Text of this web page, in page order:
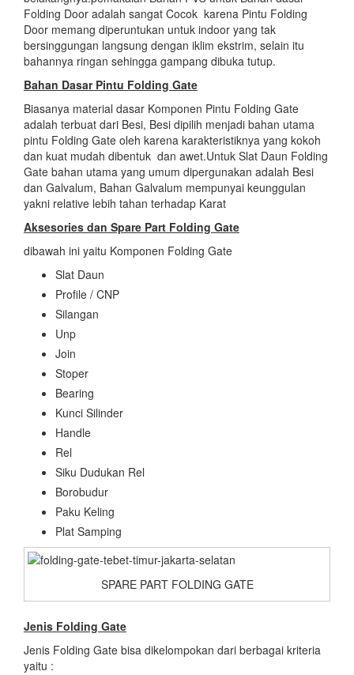
Folding Door adalah sangat Cocok karena Pintu Folding
Door memang diperuntukan untuk indoor yang tak
bersinggungan langsung dengan iklim ekstrim, selain itu
bahannya ringan sehingga gampang dibuka tutup.
Bahan Dasar Pintu Folding Gate
Biasanya material dasar Komponen Pintu Folding Gate
adalah terbuat dari Besi, Besi dipilih menjadi bahan utama
pintu Folding Gate oleh karena karakteristiknya yang kokoh
dan kuat mudah dibentuk dan awet.Untuk Slat Daun Folding
Gate bahan utama yang umum dipergunakan adalah Besi
dan Galvalum, Bahan Galvalum mempunyai keunggulan
yakni relative lebih tahan terhadap Karat
Aksesories dan Spare Part Folding Gate
dibawah ini yaitu Komponen Folding Gate
Slat Daun
Profile / CNP
Silangan
Unp
Join
Stoper
Bearing
Kunci Silinder
Handle
Rel
Siku Dudukan Rel
Borobudur
Paku Keling
Plat Samping
SPARE PART FOLDING GATE
Jenis Folding Gate
Jenis Folding Gate bisa dikelompokan dari berbagai kriteria
yaitu :